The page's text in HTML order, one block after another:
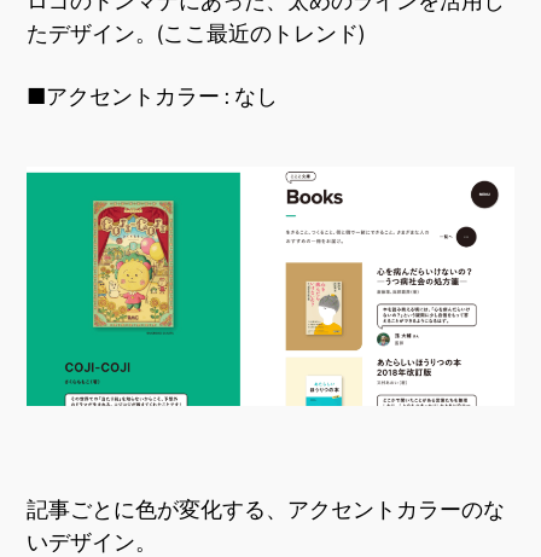
たデザイン。(ここ最近のトレンド)
■アクセントカラー : なし
記事ごとに色が変化する、アクセントカラーのな
いデザイン。